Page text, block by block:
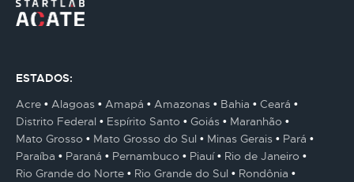
ESTADOS:
Acre
Alagoas Amapá Amazonas Bahia
Ceará
Distrito Federal
Espírito Santo Goiás
Maranhão
Mato Grosso
Mato Grosso do Sul Minas Gerais
Pará
Paraíba
Paraná Pernambuco Piauí
Rio de Janeiro
Rio Grande do Norte
Rio Grande do Sul Rondônia